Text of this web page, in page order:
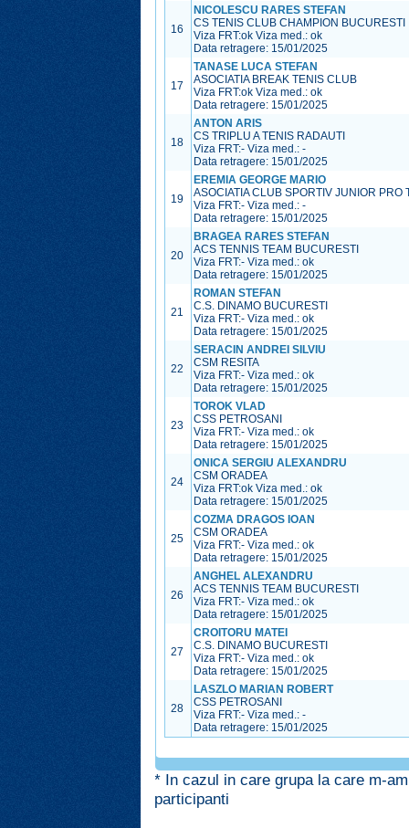
16
NICOLESCU RARES STEFAN
CS TENIS CLUB CHAMPION BUCURESTI
Viza FRT:ok Viza med.:ok
Data retragere: 15/01/2025
17
TANASE LUCA STEFAN
ASOCIATIA BREAK TENIS CLUB
Viza FRT:ok Viza med.:ok
Data retragere: 15/01/2025
18
ANTON ARIS
CS TRIPLU A TENIS RADAUTI
Viza FRT:- Viza med.:-
Data retragere: 15/01/2025
19
EREMIA GEORGE MARIO
ASOCIATIA CLUB SPORTIV JUNIOR PRO
Viza FRT:- Viza med.:-
Data retragere: 15/01/2025
20
BRAGEA RARES STEFAN
ACS TENNIS TEAM BUCURESTI
Viza FRT:- Viza med.:ok
Data retragere: 15/01/2025
21
ROMAN STEFAN
C.S. DINAMO BUCURESTI
Viza FRT:- Viza med.:ok
Data retragere: 15/01/2025
22
SERACIN ANDREI SILVIU
CSM RESITA
Viza FRT:- Viza med.:ok
Data retragere: 15/01/2025
23
TOROK VLAD
CSS PETROSANI
Viza FRT:- Viza med.:ok
Data retragere: 15/01/2025
24
ONICA SERGIU ALEXANDRU
CSM ORADEA
Viza FRT:ok Viza med.:ok
Data retragere: 15/01/2025
25
COZMA DRAGOS IOAN
CSM ORADEA
Viza FRT:- Viza med.:ok
Data retragere: 15/01/2025
26
ANGHEL ALEXANDRU
ACS TENNIS TEAM BUCURESTI
Viza FRT:- Viza med.:ok
Data retragere: 15/01/2025
27
CROITORU MATEI
C.S. DINAMO BUCURESTI
Viza FRT:- Viza med.:ok
Data retragere: 15/01/2025
28
LASZLO MARIAN ROBERT
CSS PETROSANI
Viza FRT:- Viza med.:-
Data retragere: 15/01/2025
* In cazul in care grupa la care m-
participanti